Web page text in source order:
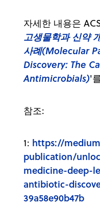
자세한 내용은
고생물학과 신약
사례(Molecular
Discovery: The
Antimicrobials)'
참조:
1: https://
publication/
medicine-deep-
antibiotic-
39a58e90b47b